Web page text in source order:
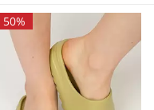
50%